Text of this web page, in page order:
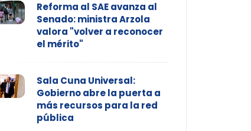
Reforma al SAE avanza al
Senado: ministra Arzola
valora "volver a reconocer
el mérito"
Sala Cuna Universal:
Gobierno abre la puerta a
más recursos para la red
pública